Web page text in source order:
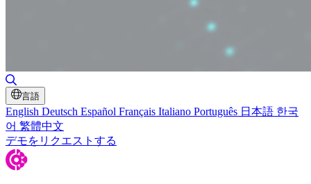
言語
English Deutsch Español Français Italiano Português 日本語 한국
어 繁體中文
デモをリクエストする